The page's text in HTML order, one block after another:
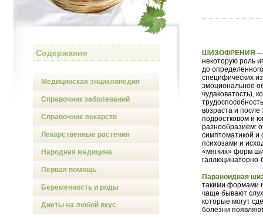
Содержание
Медицинская энциклопедия
Справочник заболеваний
Справочник лекарств
Лекарственные растения
Народная медицина
Первая помощь
Беременность и роды
Диеты на любой вкус
ШИЗОФРЕНИЯ —
некоторую роль
до
специфических
эмоциональное
чудаковатость),
возраста и
подростковом и
разнообразием:
симптоматикой и
психозами и
«мягких» форм
Параноидная
такими формами
чаще бывают
которые могут
болезни